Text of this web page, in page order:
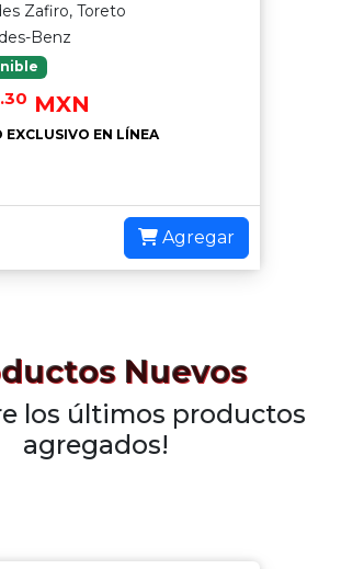
Zafiro, Toreto
Benz
.30 MXN
EXCLUSIVO EN LÍNEA
Agregar
Nuevos
los últimos productos
agregados!